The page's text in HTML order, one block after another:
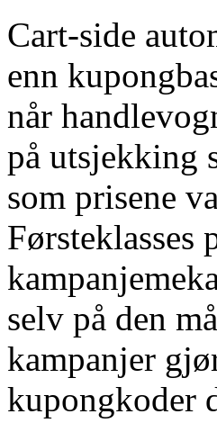
Cart-side
enn
når
på utsjekking
som prisene
selv på den
kampanjer
kupongkoder